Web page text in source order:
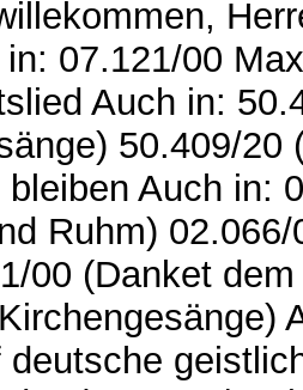
07.121/00
Auch in:
50.409/
Auch in:
Ruhm)
00 (Danket
deutsche